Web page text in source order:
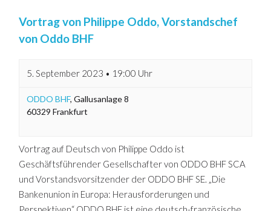
Vortrag von Philippe Oddo, Vorstandschef
von Oddo BHF
5. September 2023 • 19:00 Uhr
ODDO BHF,Gallusanlage 8
60329 Frankfurt
Vortrag auf Deutsch von Philippe Oddo ist
Geschäftsführender Gesellschafter von ODDO BHF SCA
und Vorstandsvorsitzender der ODDO BHF SE. „Die
Bankenunion in Europa: Herausforderungen und